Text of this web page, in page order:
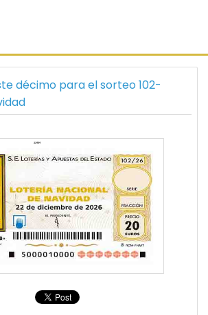
décimo para el sorteo 102-
22494